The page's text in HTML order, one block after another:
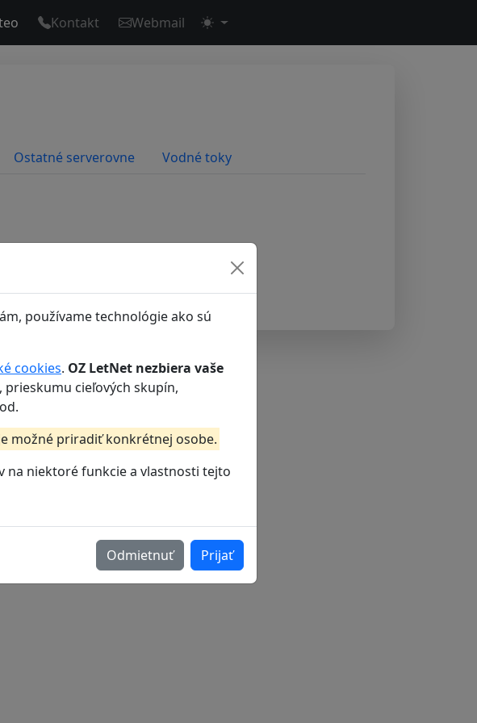
Kontakt Webmail
používame technológie ako sú
cookies. OZ LetNet nezbiera vaše
cieľových skupín,
možné priradiť konkrétnej osobe.
na niektoré funkcie a vlastnosti tejto
Odmietnuť Prijať
Ostatné serverovne Vodné toky
siete LetNet.